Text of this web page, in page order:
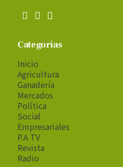
Categorías
Inicio
Agricultura
Ganadería
Mercados
Política
Social
Empresariales
P.A TV
Revista
Radio